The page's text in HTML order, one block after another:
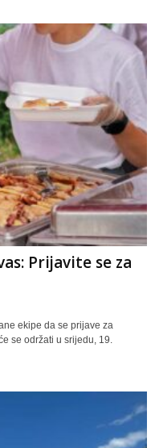
Prijavite se za
ekipe da se prijave za
se održati u srijedu, 19.